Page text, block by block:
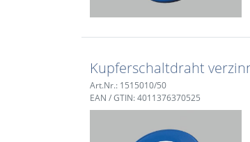
Kupferschaltdraht
Art.Nr.: 1515010/50
EAN / GTIN: 4011376370525